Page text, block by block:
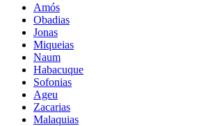
Amós
Obadias
Jonas
Miqueias
Naum
Habacuque
Sofonias
Ageu
Zacarias
Malaquias